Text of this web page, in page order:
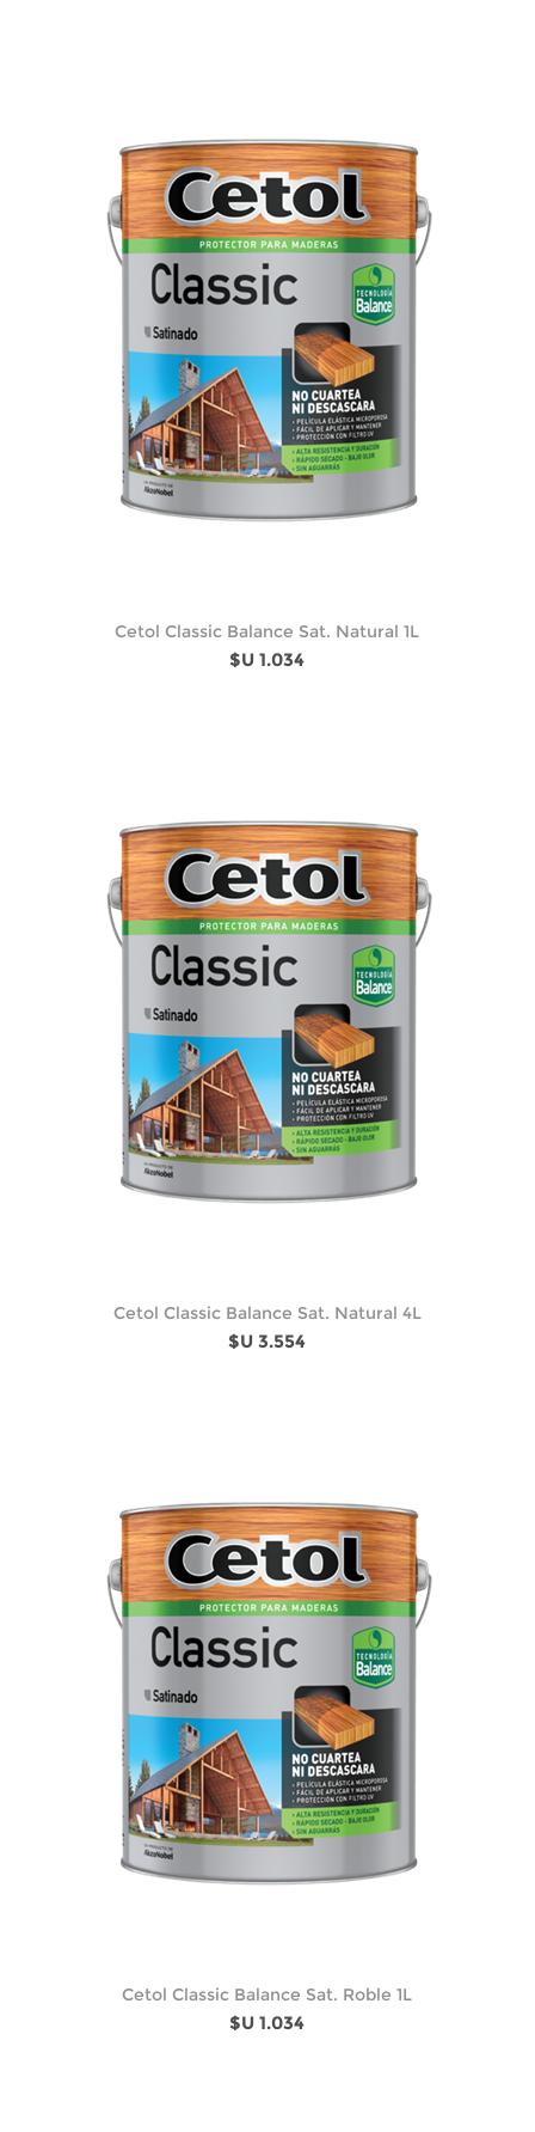
Cetol Classic Balance Sat. Natural 1L
$U 1.034
Cetol Classic Balance Sat. Natural 4L
$U 3.554
Cetol Classic Balance Sat. Roble 1L
$U 1.034